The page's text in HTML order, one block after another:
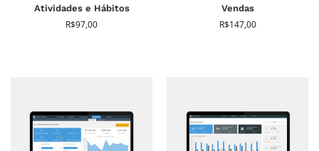
Atividades e Hábitos
R$97,00
Vendas
R$147,00